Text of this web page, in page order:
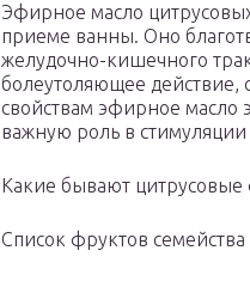
Эфирное масло
приеме ванны. Оно
желудочно-кишечного
болеутоляющее действие,
свойствам эфирное масло
важную роль в
Какие бывают цитрусовые
Список фруктов